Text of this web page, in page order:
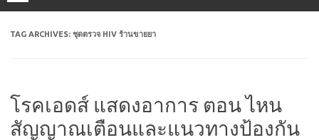
TAG ARCHIVES: ชุดตรวจ HIV ร้านขายยา
โรคเอดส์ แสดงอาการ ตอน ไหน
สัญญาณเตือนและแนวทางป้องกัน